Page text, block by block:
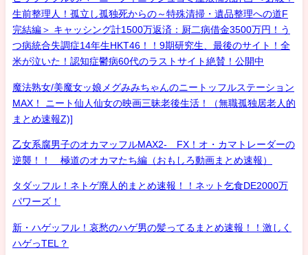
生前整理人！孤立し孤独死からの～特殊清掃・遺品整理への道F
完結編＞ キャッシング計1500万返済：厨二病借金3500万円！う
つ病統合失調症14年生HKT46！！9期研究生、最後のサイト！全
米が泣いた！認知症鬱病60代のラストサイト絶賛！公開中
魔法熟女/美魔女ッ娘メグみみちゃんのニートッフルステーション
MAX！ ニート仙人仙女の映画三昧老後生活！（無職孤独居老人的
まとめ速報Z)]
乙女系腐男子のオカマッフルMAX2- FX！オ・カマトレーダーの
逆襲！！ 極道のオカマたち編（おもしろ動画まとめ速報）
タダッフル！ネトゲ廃人的まとめ速報！！ネット乞食DE2000万
パワーズ！
新・ハゲッフル！哀愁のハゲ男の髪ってるまとめ速報！！激しく
ハゲっTEL？